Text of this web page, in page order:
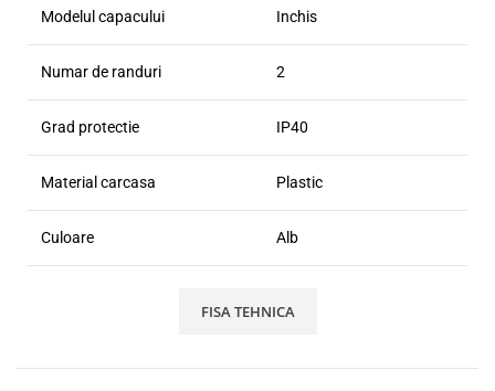
Modelul capacului Inchis
Numar de randuri 2
Grad protectie IP40
Material carcasa Plastic
Culoare Alb
FISA TEHNICA